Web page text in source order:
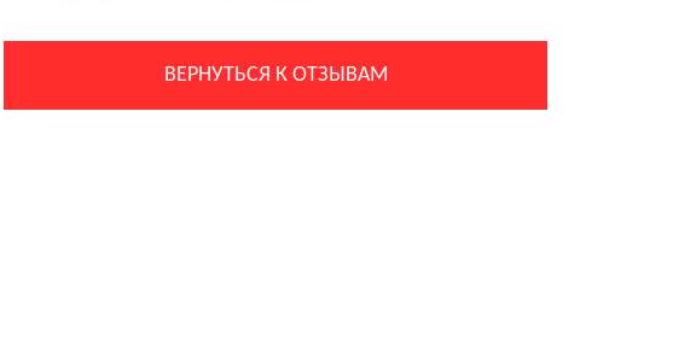
ВЕРНУТЬСЯ К ОТЗЫВАМ